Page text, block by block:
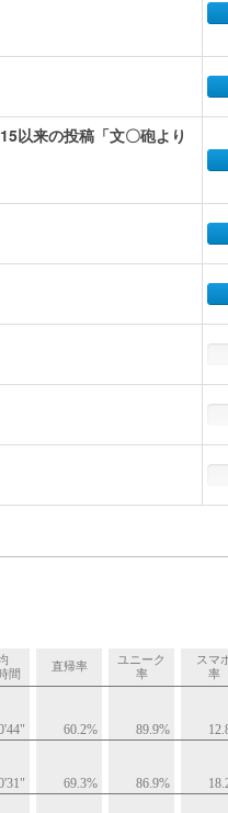
以来の投稿「文〇砲より